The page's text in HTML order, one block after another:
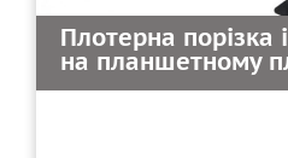
Плотерна порізка
на планшетному